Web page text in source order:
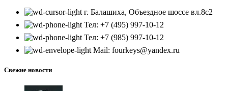
г. Балашиха, Объездное шоссе вл.8c2
Тел: +7 (495) 997-10-12
Тел: +7 (985) 997-10-12
Mail: fourkeys@yandex.ru
Свежие новости